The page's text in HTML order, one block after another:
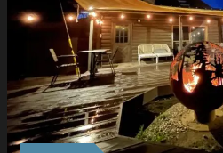
イベント情報
EVENT
お問合せ
体
運営